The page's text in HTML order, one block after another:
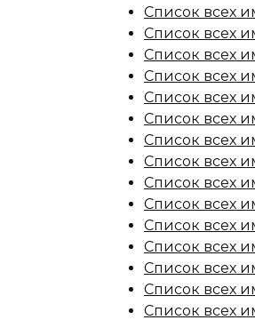
Список всех
Список всех
Список всех
Список всех
Список всех
Список всех
Список всех
Список всех
Список всех
Список всех
Список всех
Список всех
Список всех
Список всех
Список всех